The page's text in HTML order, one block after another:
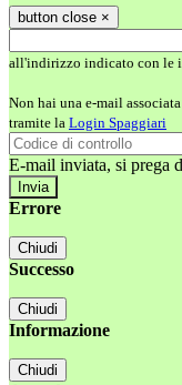
button close ×
all'indirizzo indicato con le
Non hai una e-mail
tramite la Login Spaggiari
E-mail inviata, si prega
Errore
Chiudi
Successo
Chiudi
Informazione
Chiudi